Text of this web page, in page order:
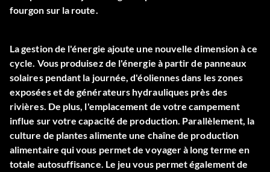
fourgon sur la route.
La gestion de l'énergie ajoute une nouvelle dimension à ce
cycle. Vous produisez de l'énergie à partir de panneaux
solaires pendant la journée, d'éoliennes dans les zones
exposées et de générateurs hydrauliques près des
rivières. De plus, l'emplacement de votre campement
influe sur votre capacité de production. Parallèlement, la
culture de plantes alimente une chaîne de production
alimentaire qui vous permet de voyager à long terme en
totale autosuffisance. Le jeu vous permet également de